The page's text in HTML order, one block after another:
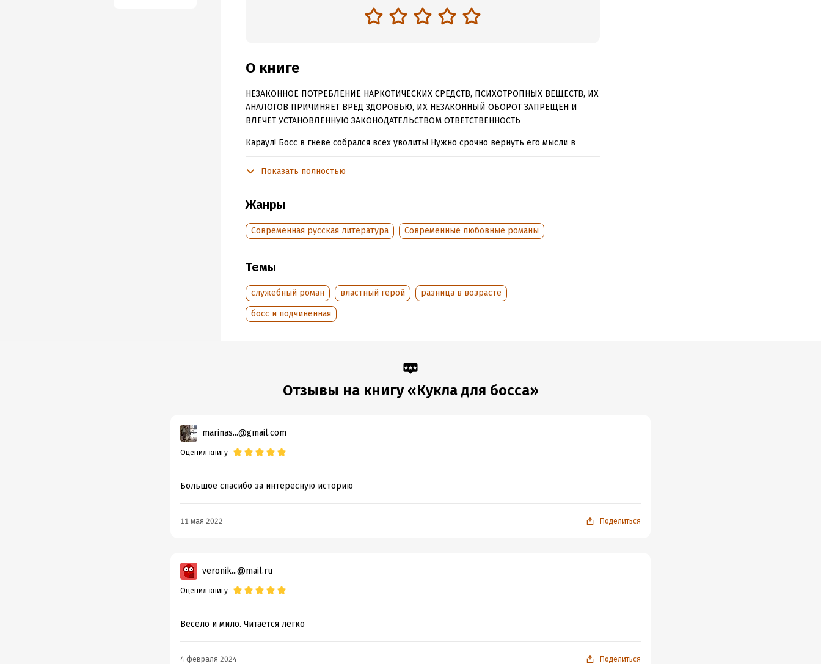
О книге
НЕЗАКОННОЕ ПОТРЕБЛЕНИЕ НАРКОТИЧЕСКИХ СРЕДСТВ, ПСИХОТРОПНЫХ ВЕЩЕСТВ, ИХ
АНАЛОГОВ ПРИЧИНЯЕТ ВРЕД ЗДОРОВЬЮ, ИХ НЕЗАКОННЫЙ ОБОРОТ ЗАПРЕЩЕН И
ВЛЕЧЕТ УСТАНОВЛЕННУЮ ЗАКОНОДАТЕЛЬСТВОМ ОТВЕТСТВЕННОСТЬ
Караул! Босс в гневе собрался всех уволить! Нужно срочно вернуть его мысли в
компании. Поэтому к вакансии юриста прибавляются тайные требования: холдинг
тип, совершенно не верит в любовь. А красавица Ева Макарова искренне надеется
встретить того самого единственного мужчину. Перед самым Новым годом она
неожиданно получает работу мечты и даже не подозревает в какой переплет
Подробная информация
Дата написания:1 января 2019
Объем:456875
Показать полностью
Жанры
Современная русская литература Современные любовные романы
Темы
служебный роман властный герой
разница в возрасте
босс и подчиненная
Отзывы на книгу «Кукла для босса»
marinas...@gmail.com
Оценил книгу
Большое спасибо за интересную историю
11 мая 2022 Поделиться
veronik...@mail.ru
Оценил книгу
Весело и мило. Читается легко
4 февраля 2024 Поделиться